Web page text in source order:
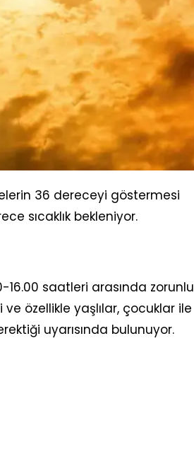
36 dereceyi göstermesi
sıcaklık bekleniyor.
16.00 saatleri arasında zorunlu
ve özellikle yaşlılar, çocuklar ile
uyarısında bulunuyor.